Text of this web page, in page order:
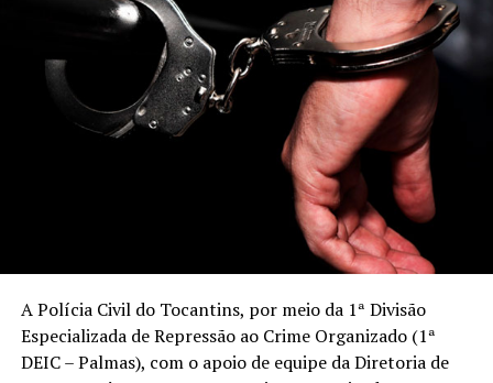
A Polícia Civil do Tocantins, por meio da 1ª Divisão
Especializada de Repressão ao Crime Organizado (1ª
DEIC – Palmas), com o apoio de equipe da Diretoria de